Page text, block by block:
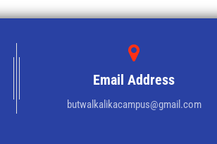
Email Address
butwalkalikacampus@gmail.com